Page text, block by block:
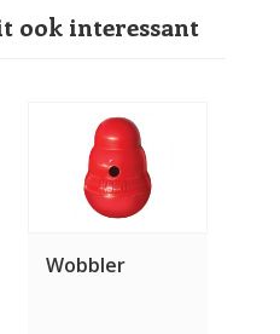
ook interessant
Wobbler